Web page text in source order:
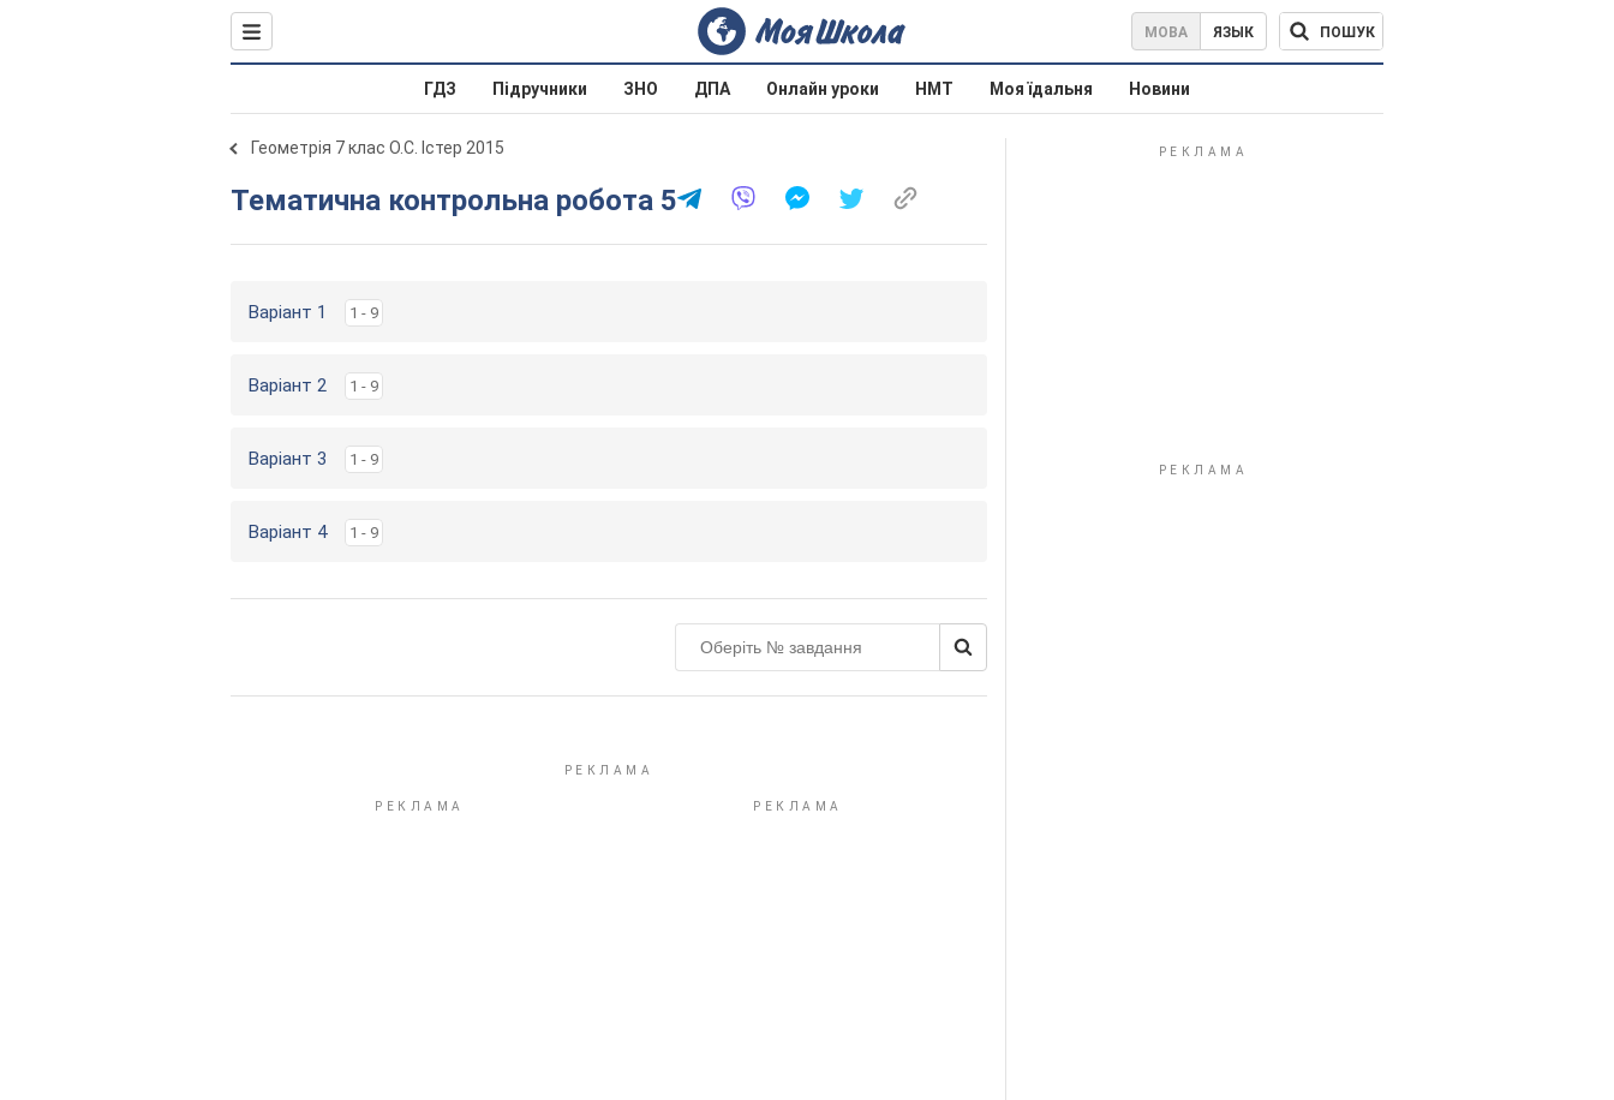
МОВА ЯЗЫК ПОШУК
ГДЗ Підручники ЗНО ДПА Онлайн уроки НМТ Моя їдальня Новини
Геометрія 7 клас О.С. Істер 2015
Тематична контрольна робота 5
Варіант 1 1 - 9
Варіант 2 1 - 9
Варіант 3 1 - 9
Варіант 4 1 - 9